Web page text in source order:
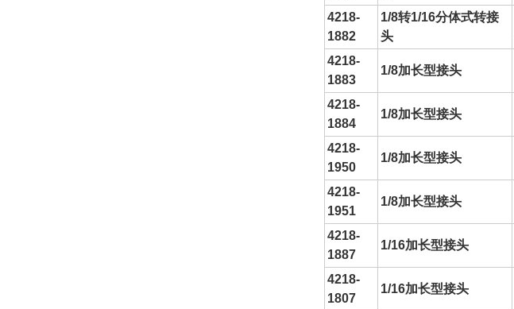
4218-
1882
1/8转1/16分体式转接
头
4218-
1883
1/8加长型接头
4218-
1884
1/8加长型接头
4218-
1950
1/8加长型接头
4218-
1951
1/8加长型接头
4218-
1887
1/16加长型接头
4218-
1807
1/16加长型接头